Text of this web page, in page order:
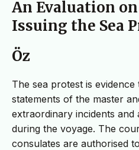
An Evaluation
Issuing the Sea
Öz
The sea protest is evidence
statements of the master
extraordinary incidents
during the voyage. The
consulates are authorised